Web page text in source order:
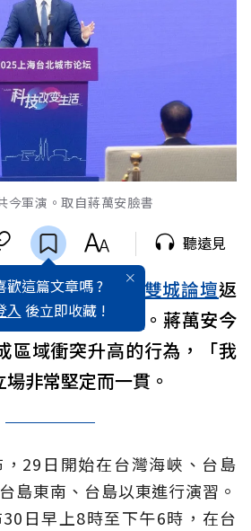
今軍演。取自蔣萬安臉書
歡這篇文章嗎 ?
入 後立即收藏 !
聽遠見
天傍晚才從 上海 雙城論壇返
29日起環台 軍演。蔣萬安今
區域衝突升高的行為，「我
非常堅定而一貫。
29日開始在台灣海峽、台島
島東南、台島以東進行演習。
日早上8時至下午6時，在台